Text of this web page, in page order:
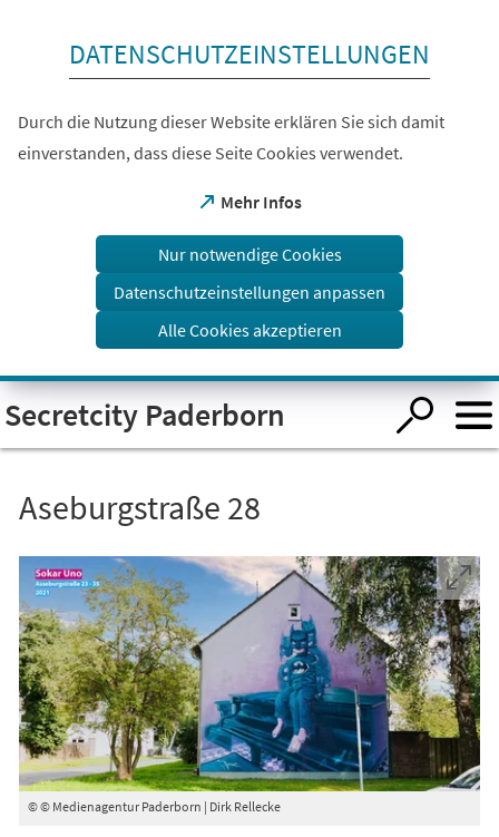
Visuelle
Assistenzsoftware
öffnen.
DATENSCHUTZEINSTELLUNGEN
Durch die Nutzung dieser Website erklären Sie sich damit
einverstanden, dass diese Seite Cookies verwendet.
Mehr Infos
(Öffnet
einem
Tab)
Nur notwendige Cookies
Datenschutzeinstellungen anpassen
Alle Cookies akzeptieren
Secretcity Paderborn
Aseburgstraße 28
© © Medienagentur Paderborn | Dirk Rellecke